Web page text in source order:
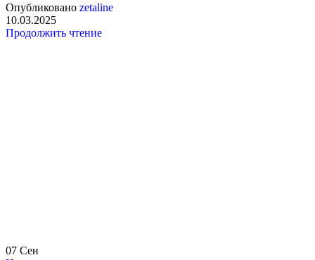
Опубликовано zetaline
10.03.2025
Продолжить чтение
07 Сен